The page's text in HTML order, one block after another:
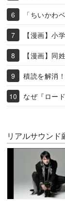
「ちいかわ
【漫画】小
【漫画】同
積読を解消
なぜ『ロー
リアルサウンド